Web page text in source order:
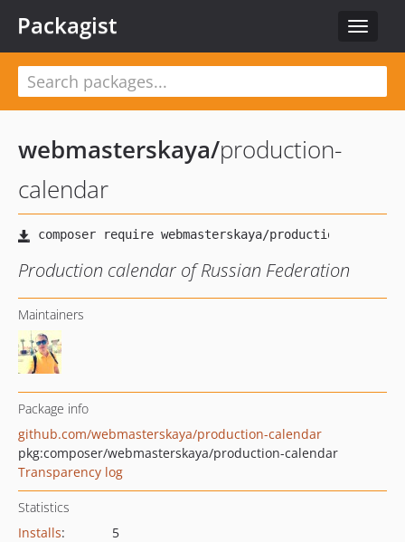
Toggle
Packagist
webmasterskaya/production-
calendar
Production calendar of Russian Federation
Maintainers
Package info
github.com/webmasterskaya/production-calendar
pkg:composer/webmasterskaya/production-calendar
Transparency log
Statistics
Installs:
5